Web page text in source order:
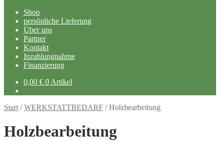
Shop
persönliche Lieferung
Über uns
Partner
Kontakt
Inzahlungnahme
Finanzierung
0,00 € 0 Artikel
Start /WERKSTATTBEDARF /Holzbearbeitung
Holzbearbeitung